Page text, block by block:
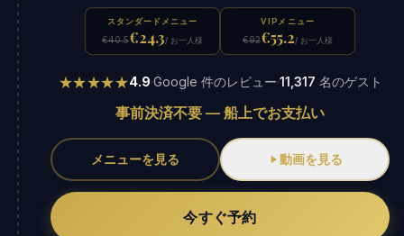
スタンダードメニュー
€40.5€24.3/ お一人様
VIPメニュー
€92€55.2/ お一人様
★★★★★4.9·Google 件のレビュー·11,317 名のゲスト
事前決済不要 — 船上でお支払い
メニューを見る 動画を見る
今すぐ予約